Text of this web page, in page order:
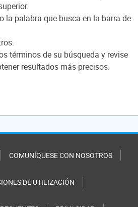
la palabra que busca en la barra de
términos de su búsqueda y revise
resultados más precisos.
COMUNÍQUESE CON NOSOTROS
DE UTILIZACIÓN